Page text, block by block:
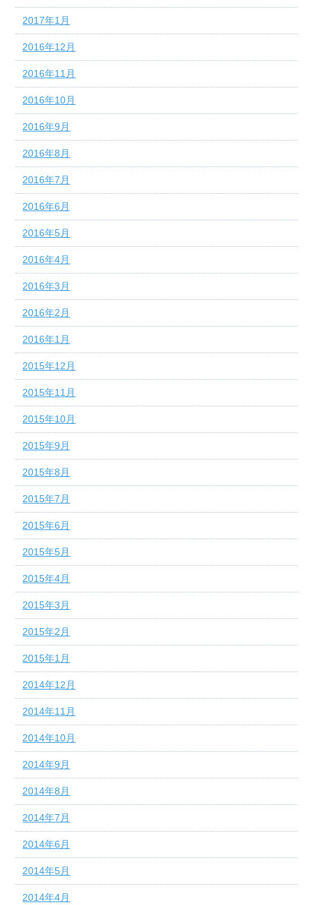
2017年1月
2016年12月
2016年11月
2016年10月
2016年9月
2016年8月
2016年7月
2016年6月
2016年5月
2016年4月
2016年3月
2016年2月
2016年1月
2015年12月
2015年11月
2015年10月
2015年9月
2015年8月
2015年7月
2015年6月
2015年5月
2015年4月
2015年3月
2015年2月
2015年1月
2014年12月
2014年11月
2014年10月
2014年9月
2014年8月
2014年7月
2014年6月
2014年5月
2014年4月